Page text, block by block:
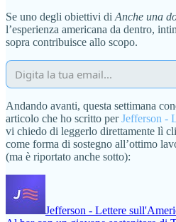
Se uno degli obiettivi di Anche una
l’esperienza americana da dentro,
sopra contribuisce allo scopo.
Andando avanti, questa settimana
articolo che ho scritto perJefferson -
vi chiedo di leggerlo direttamente lì
come forma di sostegno all’ottimo
(ma è riportato anche sotto):
Jefferson - Lettere